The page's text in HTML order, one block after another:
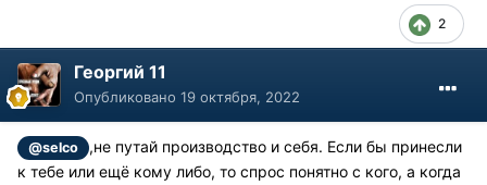
2
Георгий 11
Опубликовано 19 октября, 2022
@selco
,не путай производство и себя. Если бы принесли
к тебе или ещё кому либо, то спрос понятно с кого, а когда